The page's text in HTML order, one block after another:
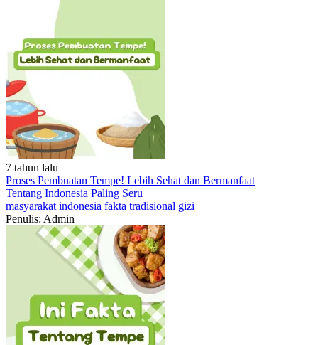
7 tahun lalu
Proses Pembuatan Tempe! Lebih Sehat dan Bermanfaat
Tentang Indonesia Paling Seru
masyarakat indonesia fakta tradisional gizi
Penulis: Admin